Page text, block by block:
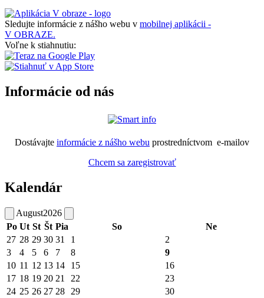
Sledujte informácie z nášho webu v mobilnej aplikácii -
V OBRAZE.
Voľne k stiahnutiu:
Informácie od nás
Dostávajte informácie z nášho webu prostredníctvom e-mailov
Chcem sa zaregistrovať
Kalendár
August2026
Po Ut St Št Pia So
Ne
27 28 29 30 31 1
2
3
4 5 6 7 8
9
10 11 12 13 14 15
16
17 18 19 20 21 22
23
24 25 26 27 28 29 30